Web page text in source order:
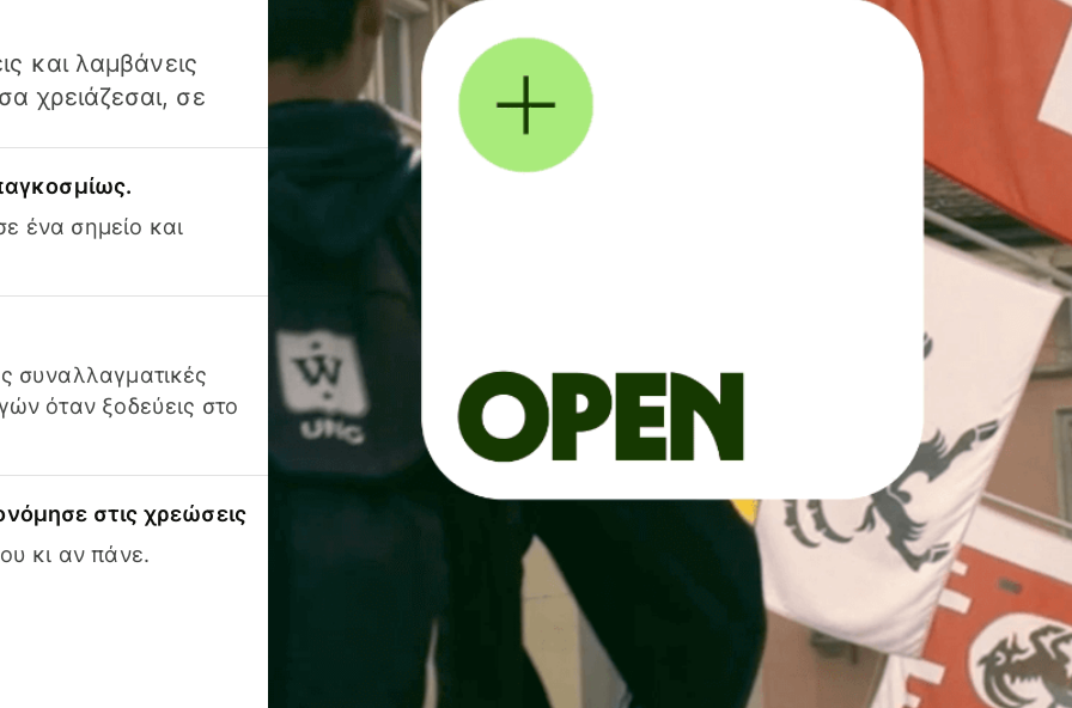
και λαμβάνεις
χρειάζεσαι, σε
ένα σημείο και
συναλλαγματικές
όταν ξοδεύεις στο
στις χρεώσεις
κι αν πάνε.